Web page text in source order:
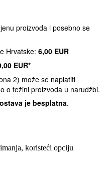
proizvoda i posebno se
Hrvatske: 6,00 EUR
EUR*
2) može se naplatiti
o težini proizvoda u narudžbi.
je besplatna.
koristeći opciju